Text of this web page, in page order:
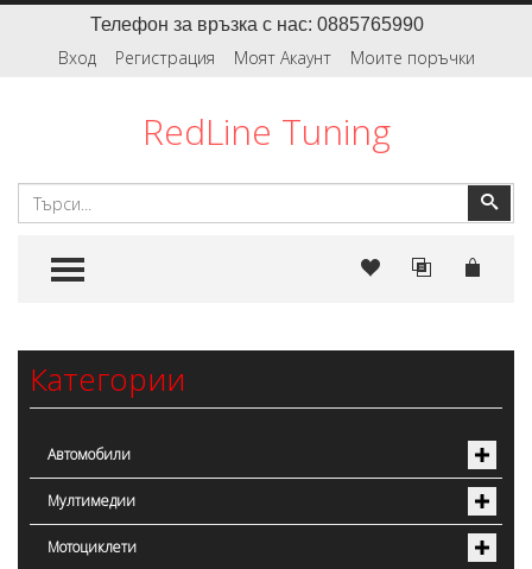
Телефон за връзка с нас: 0885765990
Вход Регистрация Моят Акаунт Моите поръчки
RedLine Tuning
TOGGLE MENU
Категории
Автомобили
Мултимедии
Мотоциклети